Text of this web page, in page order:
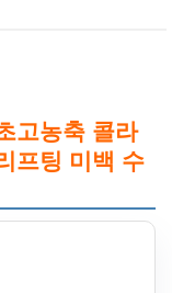
고농축 콜라
프팅 미백 수